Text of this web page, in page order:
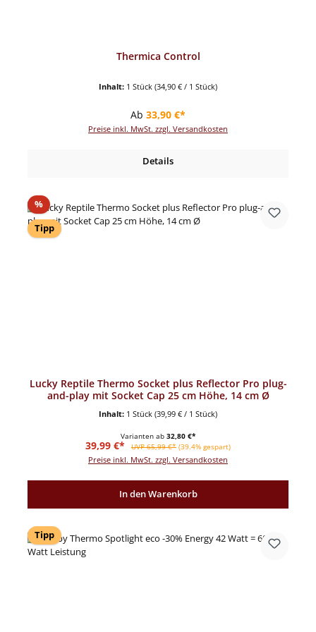
Thermica Control
Inhalt: 1 Stück (34,90 € / 1 Stück)
Regulärer Preis:
Ab 33,90 €*
Preise inkl. MwSt. zzgl. Versandkosten
Details
%Rabatt
Tipp
Lucky Reptile Thermo Socket plus Reflector Pro plug-
and-play mit Socket Cap 25 cm Höhe, 14 cm Ø
Inhalt: 1 Stück (39,99 € / 1 Stück)
Varianten ab 32,80 €*
Verkaufspreis:
39,99 €* Regulärer Preis:
UVP 65,99 €* (39.4% gespart)
Preise inkl. MwSt. zzgl. Versandkosten
In den Warenkorb
Tipp